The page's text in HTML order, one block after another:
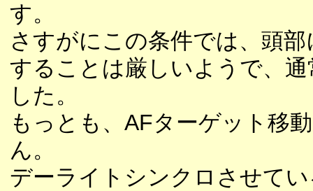
す。
さすがにこの条件では、頭
することは厳しいようで、
した。
もっとも、AFターゲット移
ん。
デーライトシンクロさせて